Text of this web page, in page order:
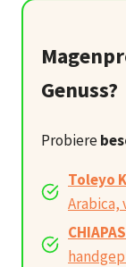
Genuss?
Probiere
Toleyo
Arabica,